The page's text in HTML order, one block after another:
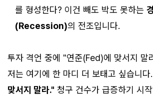
를 형성한다? 이건 빼도 박도 못하는
(Recession)의 전조입니다.
투자 격언 중에 "연준(Fed)에 맞서지 말
저는 여기에 한 마디 더 보태고 싶습니다.
맞서지 말라." 청구 건수가 급증하기 시